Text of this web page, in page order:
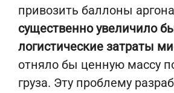
привозить баллоны
существенно увеличило
логистические затраты
отняло бы ценную массу
груза. Эту проблему